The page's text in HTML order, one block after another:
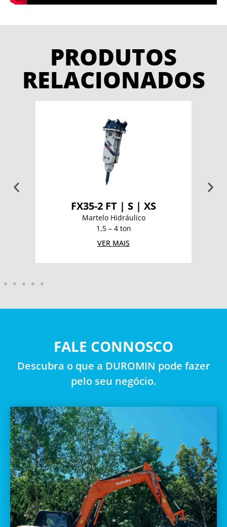
PRODUTOS
RELACIONADOS
FX35-2 FT | S | XS
Martelo Hidráulico
1,5 – 4 ton
VER MAIS
FALE CONNOSCO
Descubra o que a DUROMIN pode fazer
pelo seu negócio.